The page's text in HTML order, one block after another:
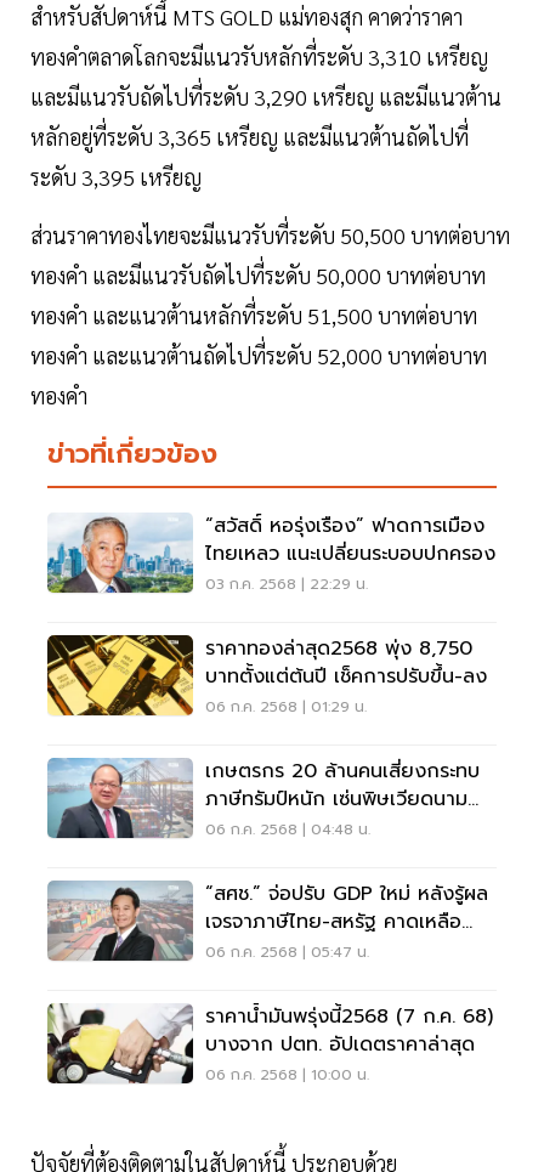
สำหรับสัปดาห์นี้ MTS GOLD แม่ทองสุก คาดว่าราคา
ทองคำตลาดโลกจะมีแนวรับหลักที่ระดับ 3,310 เหรียญ
และมีแนวรับถัดไปที่ระดับ 3,290 เหรียญ และมีแนวต้าน
หลักอยู่ที่ระดับ 3,365 เหรียญ และมีแนวต้านถัดไปที่
ระดับ 3,395 เหรียญ
ส่วนราคาทองไทยจะมีแนวรับที่ระดับ 50,500 บาทต่อบาท
ทองคำ และมีแนวรับถัดไปที่ระดับ 50,000 บาทต่อบาท
ทองคำ และแนวต้านหลักที่ระดับ 51,500 บาทต่อบาท
ทองคำ และแนวต้านถัดไปที่ระดับ 52,000 บาทต่อบาท
ทองคำ
ข่าวที่เกี่ยวข้อง
“สวัสดิ์ หอรุ่งเรือง” ฟาดการเมือง
ไทยเหลว แนะเปลี่ยนระบอบปกครอง
03 ก.ค. 2568 | 22:29 น.
ราคาทองล่าสุด2568 พุ่ง 8,750
บาทตั้งแต่ต้นปี เช็คการปรับขึ้น-ลง
06 ก.ค. 2568 | 01:29 น.
เกษตรกร 20 ล้านคนเสี่ยงกระทบ
ภาษีทรัมป์หนัก เซ่นพิษเวียดนาม
โมเดล
06 ก.ค. 2568 | 04:48 น.
“สศช.” จ่อปรับ GDP ใหม่ หลังรู้ผล
เจรจาภาษีไทย-สหรัฐ คาดเหลือ
18%
06 ก.ค. 2568 | 05:47 น.
ราคาน้ำมันพรุ่งนี้2568 (7 ก.ค. 68)
บางจาก ปตท. อัปเดตราคาล่าสุด
06 ก.ค. 2568 | 10:00 น.
ปัจจัยที่ต้องติดตามในสัปดาห์นี้ ประกอบด้วย